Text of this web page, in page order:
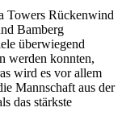
Towers Rückenwind
Bamberg
überwiegend
werden konnten,
wird es vor allem
Mannschaft aus der
das stärkste